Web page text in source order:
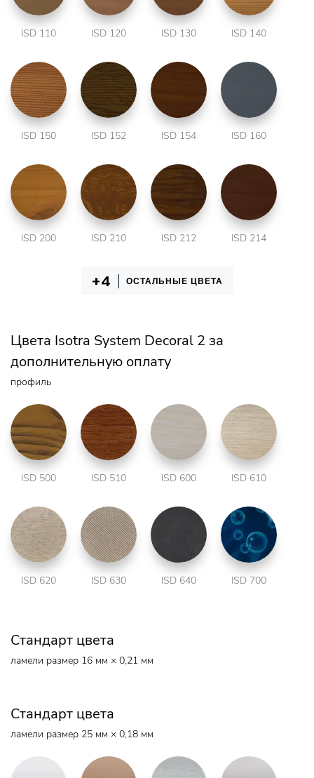
ISD 110 ISD 120 ISD 130 ISD 140
ISD 150 ISD 152 ISD 154 ISD 160
ISD 200 ISD 210 ISD 212 ISD 214
ОСТАЛЬНЫЕ ЦВЕТА
Цвета Isotra System Decoral 2 за
дополнительную оплату
профиль
ISD 500 ISD 510 ISD 600 ISD 610
ISD 620 ISD 630 ISD 640 ISD 700
Стандарт цвета
ламели размер 16 мм × 0,21 мм
Стандарт цвета
ламели размер 25 мм × 0,18 мм